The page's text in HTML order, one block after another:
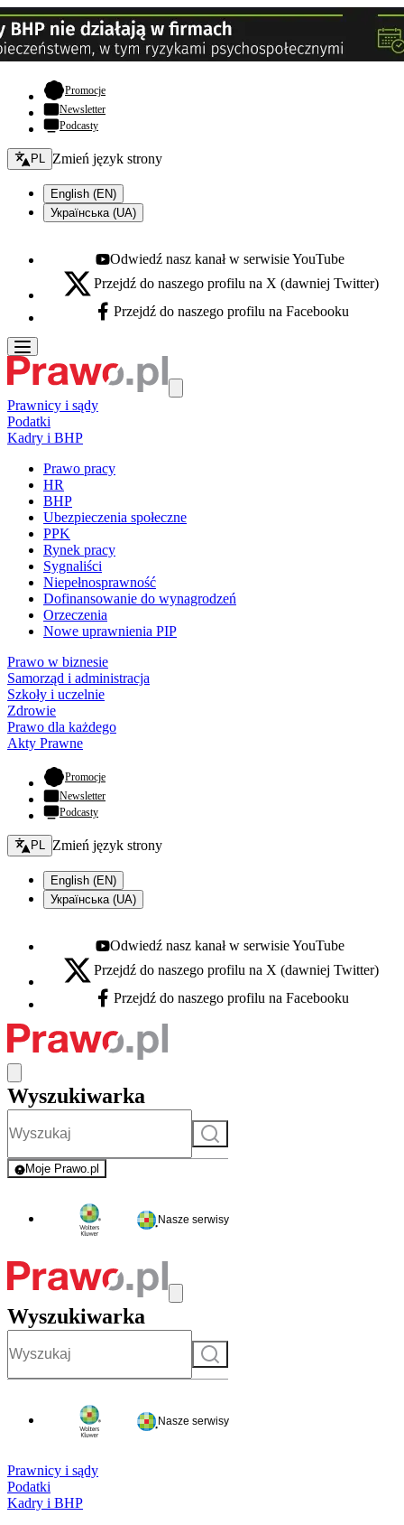
Promocje- otwiera się w nowej karcie
Newsletter
Podcasty
Zmień język - bieżący:
PL Zmień język strony
English (EN)
Українська (UA)
Youtube - otwiera się w nowej karcie
Odwiedź nasz kanał w serwisie YouTube
X - otwiera się w nowej karcie
Przejdź do naszego profilu na X (dawniej Twitter)
Facebook - otwiera się w nowej karcie
Przejdź do naszego profilu na Facebooku
Prawnicy i sądy
Podatki
Kadry i BHP
Prawo pracy
HR
BHP
Ubezpieczenia społeczne
PPK
Rynek pracy
Sygnaliści
Niepełnosprawność
Dofinansowanie do wynagrodzeń
Orzeczenia
Nowe uprawnienia PIP
Prawo w biznesie
Samorząd i administracja
Szkoły i uczelnie
Zdrowie
Prawo dla każdego
Akty Prawne
Promocje- otwiera się w nowej karcie
Newsletter
Podcasty
Zmień język - bieżący:
PL Zmień język strony
English (EN)
Українська (UA)
Youtube - otwiera się w nowej karcie
Odwiedź nasz kanał w serwisie YouTube
X - otwiera się w nowej karcie
Przejdź do naszego profilu na X (dawniej Twitter)
Facebook - otwiera się w nowej karcie
Przejdź do naszego profilu na Facebooku
Wyszukiwarka
Szukaj
Moje Prawo.pl
- rejestracja i logowanie do serwisu
Nasze serwisy
Wyszukiwarka
Szukaj
Nasze serwisy
Prawnicy i sądy
Podatki
Kadry i BHP